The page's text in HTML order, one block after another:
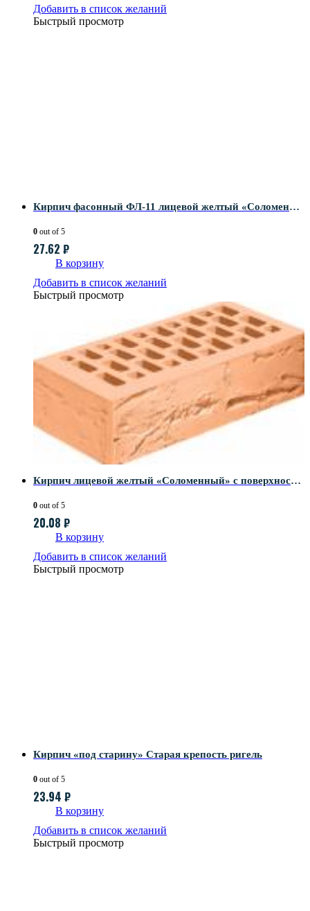
Добавить в список желаний
Быстрый просмотр
Кирпич фасонный ФЛ-11 лицевой желтый «Соломенный»
0 out of 5
27.62 ₽
В корзину
Добавить в список желаний
Быстрый просмотр
Кирпич лицевой желтый «Соломенный» с поверхностью Руст
0 out of 5
20.08 ₽
В корзину
Добавить в список желаний
Быстрый просмотр
Кирпич «под старину» Старая крепость ригель
0 out of 5
23.94 ₽
В корзину
Добавить в список желаний
Быстрый просмотр